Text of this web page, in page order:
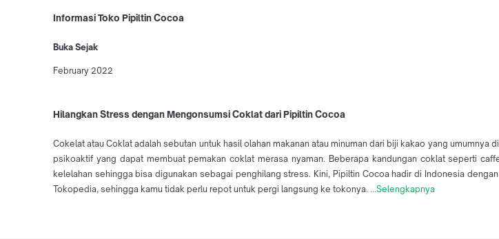
Informasi Toko Pipiltin Cocoa
Buka Sejak
February 2022
Hilangkan Stress dengan Mengonsumsi Coklat dari Pipiltin Cocoa
Cokelat atau Coklat adalah sebutan untuk hasil olahan makanan atau minuman dari biji kakao yang
psikoaktif yang dapat membuat pemakan coklat merasa nyaman. Beberapa kandungan coklat seperti
kelelahan sehingga bisa digunakan sebagai penghilang stress. Kini, Pipiltin Cocoa hadir di Indonesia
Tokopedia, sehingga kamu tidak perlu repot untuk pergi langsung ke tokonya. ...Selengkapnya